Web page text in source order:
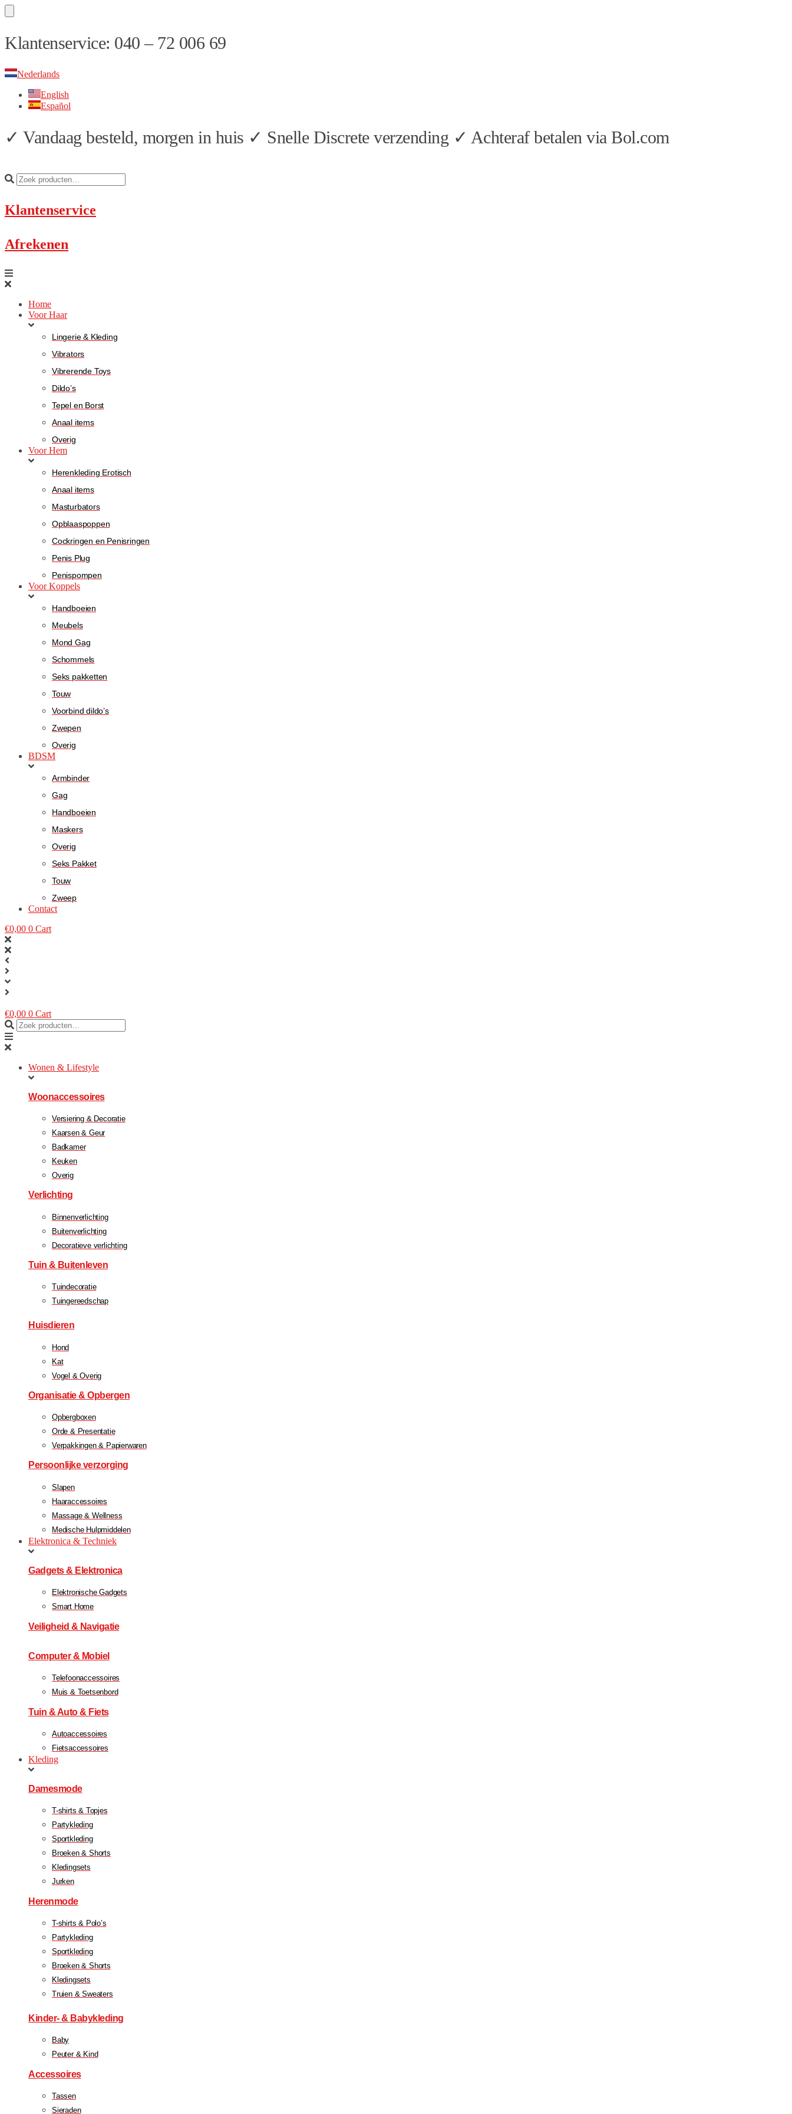
Skip
to
Skip
to
Klantenservice: 040 – 72 006 69
Nederlands
English
Español
✓ Vandaag besteld, morgen in huis ✓ Snelle Discrete verzending ✓ Achteraf betalen via Bol.com
Klantenservice
Afrekenen
Home
Voor Haar
Lingerie & Kleding
Vibrators
Vibrerende Toys
Dildo’s
Tepel en Borst
Anaal items
Overig
Voor Hem
Herenkleding Erotisch
Anaal items
Masturbators
Opblaaspoppen
Cockringen en Penisringen
Penis Plug
Penispompen
Voor Koppels
Handboeien
Meubels
Mond Gag
Schommels
Seks pakketten
Touw
Voorbind dildo’s
Zwepen
Overig
BDSM
Armbinder
Gag
Handboeien
Maskers
Overig
Seks Pakket
Touw
Zweep
Contact
€0,00 0 Cart
€0,00 0 Cart
Wonen & Lifestyle
Woonaccessoires
Versiering & Decoratie
Kaarsen & Geur
Badkamer
Keuken
Overig
Verlichting
Binnenverlichting
Buitenverlichting
Decoratieve verlichting
Tuin & Buitenleven
Tuindecoratie
Tuingereedschap
Huisdieren
Hond
Kat
Vogel & Overig
Organisatie & Opbergen
Opbergboxen
Orde & Presentatie
Verpakkingen & Papierwaren
Persoonlijke verzorging
Slapen
Haaraccessoires
Massage & Wellness
Medische Hulpmiddelen
Elektronica & Techniek
Gadgets & Elektronica
Elektronische Gadgets
Smart Home
Veiligheid & Navigatie
Computer & Mobiel
Telefoonaccessoires
Muis & Toetsenbord
Tuin & Auto & Fiets
Autoaccessoires
Fietsaccessoires
Kleding
Damesmode
T-shirts & Topjes
Partykleding
Sportkleding
Broeken & Shorts
Kledingsets
Jurken
Herenmode
T-shirts & Polo’s
Partykleding
Sportkleding
Broeken & Shorts
Kledingsets
Truien & Sweaters
Kinder- & Babykleding
Baby
Peuter & Kind
Accessoires
Tassen
Sieraden